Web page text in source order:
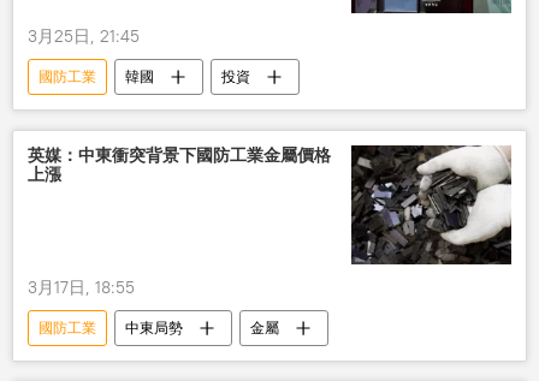
3月25日, 21:45
國防工業 韓國 投資
英媒：中東衝突背景下國防工業金屬價格
上漲
3月17日, 18:55
國防工業 中東局勢 金屬